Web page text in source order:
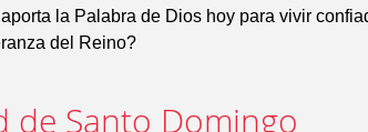
la Palabra de Dios hoy para vivir
del Reino?
de Santo Domingo